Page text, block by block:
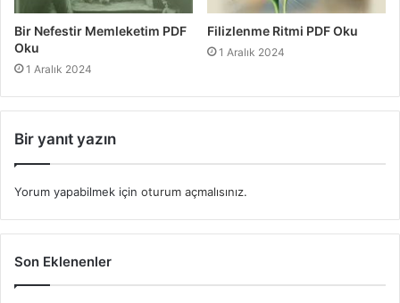
Bir Nefestir Memleketim PDF
Oku
1 Aralık 2024
Filizlenme Ritmi PDF Oku
1 Aralık 2024
Bir yanıt yazın
Yorum yapabilmek için oturum açmalısınız.
Son Eklenenler